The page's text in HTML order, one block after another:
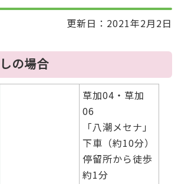
更新日：2021年2月2日
の場合
草加04・草加
06
「八潮メセナ」
下車（約10分）
停留所から徒歩
約1分